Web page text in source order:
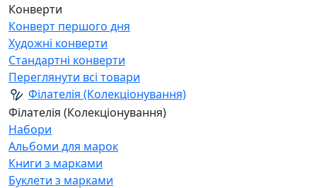
Конверти
Конверт першого дня
Художні конверти
Стандартні конверти
Переглянути всі товари
Філателія (Колекціонування)
Філателія (Колекціонування)
Набори
Альбоми для марок
Книги з марками
Буклети з марками